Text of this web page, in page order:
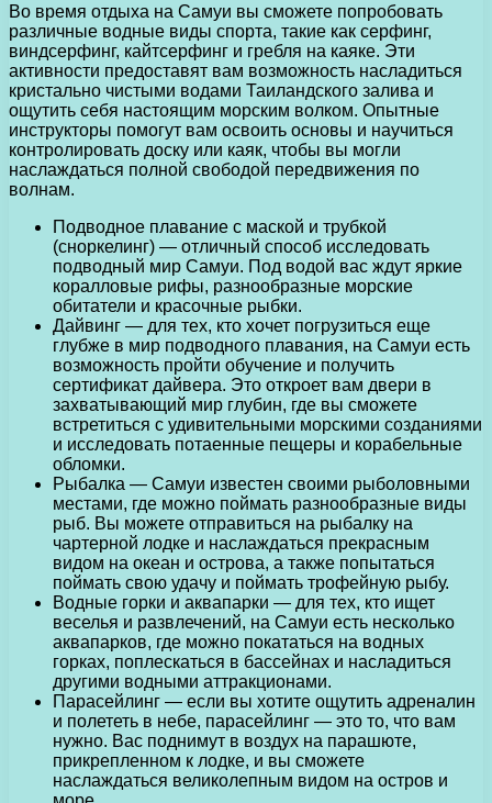
Во время отдыха на Самуи вы сможете попробовать
различные водные виды спорта, такие как серфинг,
виндсерфинг, кайтсерфинг и гребля на каяке. Эти
активности предоставят вам возможность насладиться
кристально чистыми водами Таиландского залива и
ощутить себя настоящим морским волком. Опытные
инструкторы помогут вам освоить основы и научиться
контролировать доску или каяк, чтобы вы могли
наслаждаться полной свободой передвижения по
волнам.
Подводное плавание с маской и трубкой
(сноркелинг) — отличный способ исследовать
подводный мир Самуи. Под водой вас ждут яркие
коралловые рифы, разнообразные морские
обитатели и красочные рыбки.
Дайвинг — для тех, кто хочет погрузиться еще
глубже в мир подводного плавания, на Самуи есть
возможность пройти обучение и получить
сертификат дайвера. Это откроет вам двери в
захватывающий мир глубин, где вы сможете
встретиться с удивительными морскими созданиями
и исследовать потаенные пещеры и корабельные
обломки.
Рыбалка — Самуи известен своими рыболовными
местами, где можно поймать разнообразные виды
рыб. Вы можете отправиться на рыбалку на
чартерной лодке и наслаждаться прекрасным
видом на океан и острова, а также попытаться
поймать свою удачу и поймать трофейную рыбу.
Водные горки и аквапарки — для тех, кто ищет
веселья и развлечений, на Самуи есть несколько
аквапарков, где можно покататься на водных
горках, поплескаться в бассейнах и насладиться
другими водными аттракционами.
Парасейлинг — если вы хотите ощутить адреналин
и полететь в небе, парасейлинг — это то, что вам
нужно. Вас поднимут в воздух на парашюте,
прикрепленном к лодке, и вы сможете
наслаждаться великолепным видом на остров и